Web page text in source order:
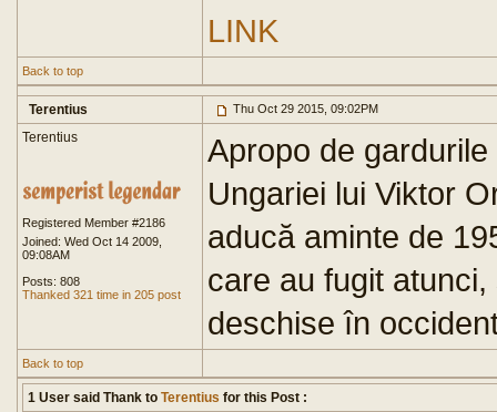
LINK
Back to top
Terentius Thu Oct 29 2015, 09:02PM
Terentius
Registered Member #2186
Joined: Wed Oct 14 2009,
09:08AM
Posts: 808
Thanked 321 time in 205 post
Apropo de
Ungariei lui Viktor
aducă aminte de
care au fugit
deschise în
Back to top
1 User said Thank to Terentius for this Post :